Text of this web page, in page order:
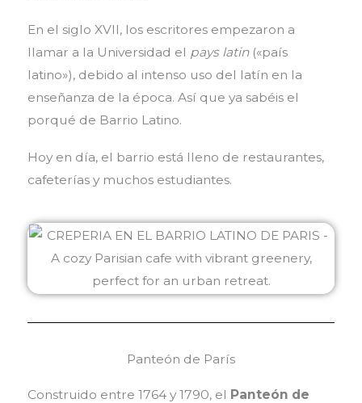
En el siglo XVII, los escritores empezaron a
llamar a la Universidad el pays latin(«país
latino»), debido al intenso uso del latín en la
enseñanza de la época. Así que ya sabéis el
porqué de Barrio Latino.
Hoy en día, el barrio está lleno de restaurantes,
cafeterías y muchos estudiantes.
Panteón de París
Construido entre 1764 y 1790, el Panteón de